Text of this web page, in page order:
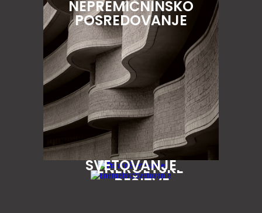
NEPREMIČNINSKO
POSREDOVANJE
SVETOVANJE
ENERGETSKE
REŠITVE